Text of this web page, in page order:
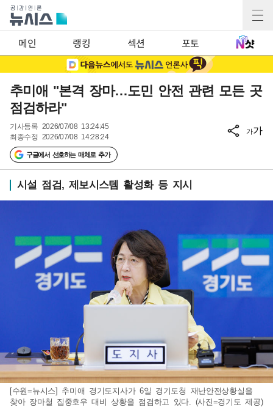
메인 랭킹 섹션 포토
추미애 "본격 장마…도민 안전 관련 모든 곳
점검하라"
기사등록 2026/07/08 13:24:45
최종수정 2026/07/08 14:28:24
구글에서 선호하는 매체로 추가
가가
시설 점검, 제보시스템 활성화 등 지시
[수원=뉴시스] 추미애 경기도지사가 6일 경기도청 재난안전상황실을
찾아 장마철 집중호우 대비 상황을 점검하고 있다. (사진=경기도 제공)